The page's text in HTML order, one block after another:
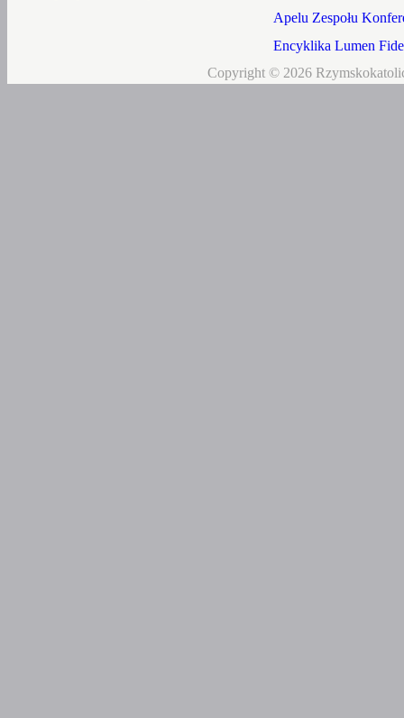
Apelu Zespołu
Encyklika Lumen
Copyright © 2026